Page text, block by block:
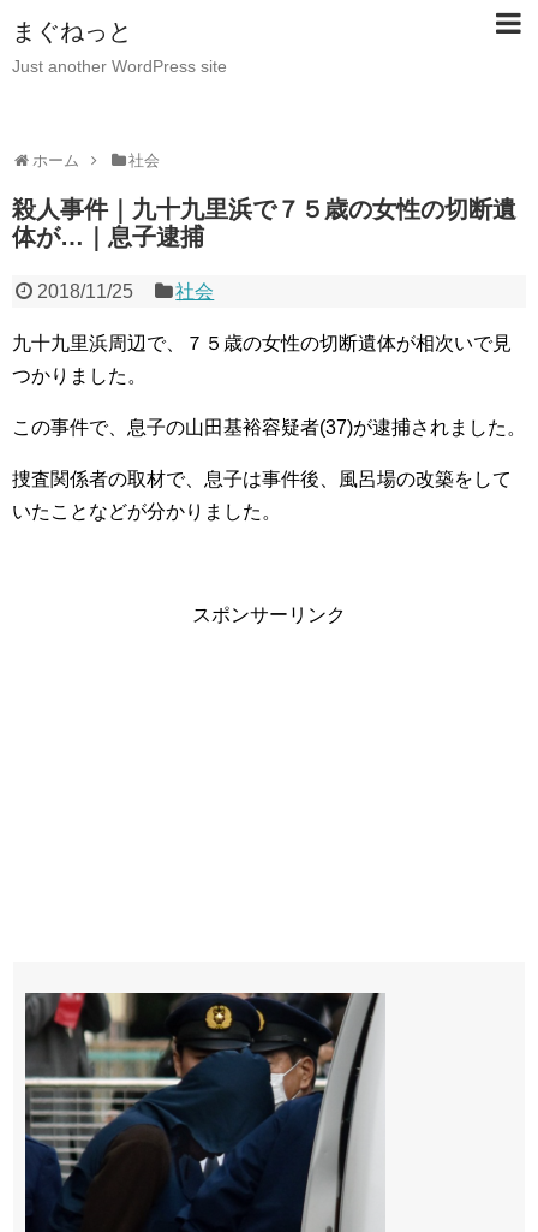
まぐねっと
Just another WordPress site
ホーム 社会
殺人事件｜九十九里浜で７５歳の女性の切断遺
体が…｜息子逮捕
2018/11/25 社会
九十九里浜周辺で、７５歳の女性の切断遺体が相次いで見
つかりました。
この事件で、息子の山田基裕容疑者(37)が逮捕されました。
捜査関係者の取材で、息子は事件後、風呂場の改築をして
いたことなどが分かりました。
スポンサーリンク